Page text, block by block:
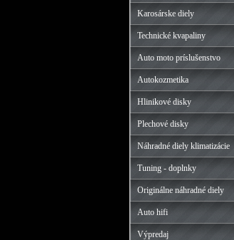
Karosárske diely
Technické kvapaliny
Auto moto príslušenstvo
Autokozmetika
Hlinikové disky
Plechové disky
Náhradné diely klimatizácie
Tuning - doplnky
Originálne náhradné diely
Auto hifi
Výpredaj